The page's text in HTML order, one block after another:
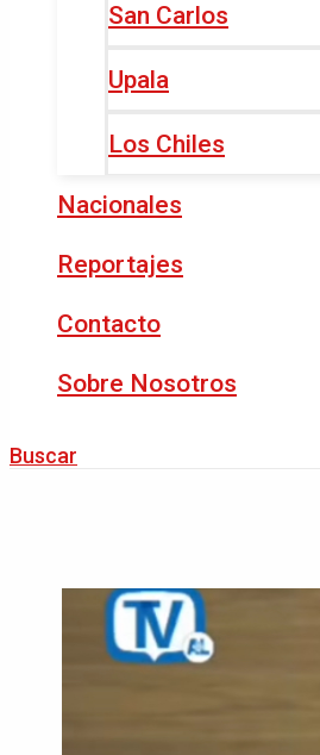
San Carlos
Upala
Los Chiles
Nacionales
Reportajes
Contacto
Sobre Nosotros
Buscar